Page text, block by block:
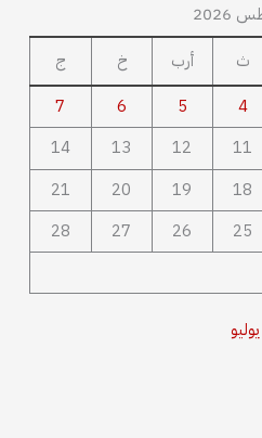
ث أرب خ
ج
4
5
6
7
11
12
13
14
18
19
20
21
25
26
27
28